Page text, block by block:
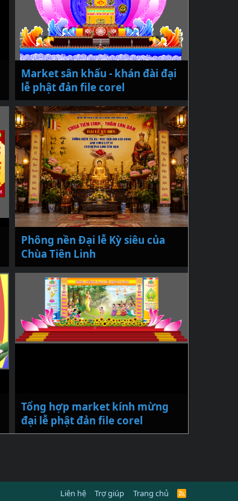
Market sân khấu - khán đài đại
lễ phật đản file corel
Phông nền Đại lễ Kỳ siêu của
Chùa Tiên Linh
Tổng hợp market kính mừng
đại lễ phật đản file corel
Liên hệ Trợ giúp Trang chủ
R